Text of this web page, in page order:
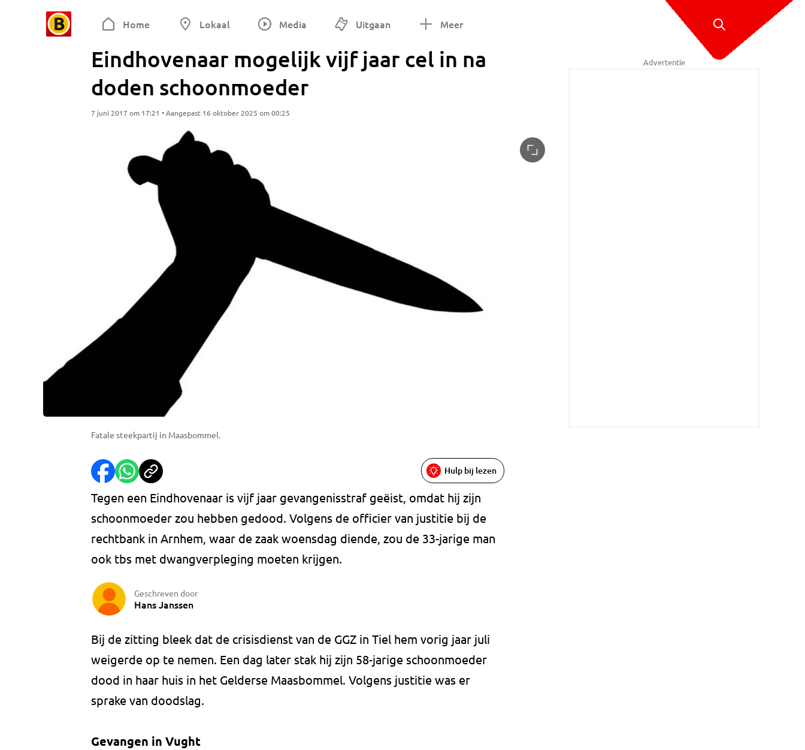
Home Lokaal Media Uitgaan Meer
Eindhovenaar mogelijk vijf jaar cel in na
doden schoonmoeder
7 juni 2017 om 17:21 • Aangepast 16 oktober 2025 om 00:25
Fatale steekpartij in Maasbommel.
Hulp bij lezen
Tegen een Eindhovenaar is vijf jaar gevangenisstraf geëist, omdat hij zijn
schoonmoeder zou hebben gedood. Volgens de officier van justitie bij de
rechtbank in Arnhem, waar de zaak woensdag diende, zou de 33-jarige man
ook tbs met dwangverpleging moeten krijgen.
Geschreven door
Hans Janssen
Bij de zitting bleek dat de crisisdienst van de GGZ in Tiel hem vorig jaar juli
weigerde op te nemen. Een dag later stak hij zijn 58-jarige schoonmoeder
dood in haar huis in het Gelderse Maasbommel. Volgens justitie was er
sprake van doodslag.
Gevangen in Vught
Advertentie